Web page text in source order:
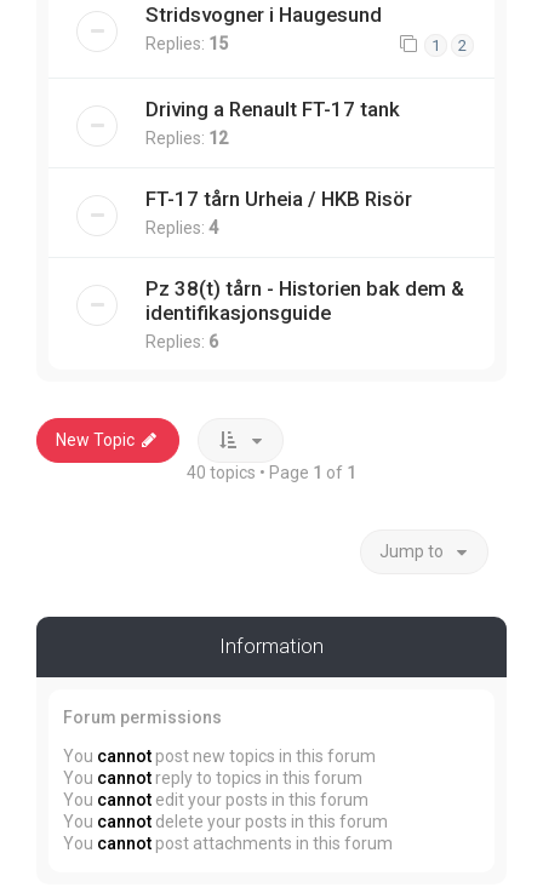
Stridsvogner i Haugesund
Replies: 15 1 2
Driving a Renault FT-17 tank
Replies: 12
FT-17 tårn Urheia / HKB Risör
Replies: 4
Pz 38(t) tårn - Historien bak dem &
identifikasjonsguide
Replies: 6
New Topic
40 topics • Page 1 of 1
Jump to
Information
Forum permissions
You cannot post new topics in this forum
You cannot reply to topics in this forum
You cannot edit your posts in this forum
You cannot delete your posts in this forum
You cannot post attachments in this forum